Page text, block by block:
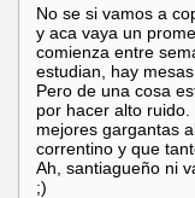
No se si vamos a
y aca vaya un
comienza entre
estudian, hay
Pero de una cosa
por hacer alto
mejores gargantas
correntino y que
Ah, santiagueño ni
;)